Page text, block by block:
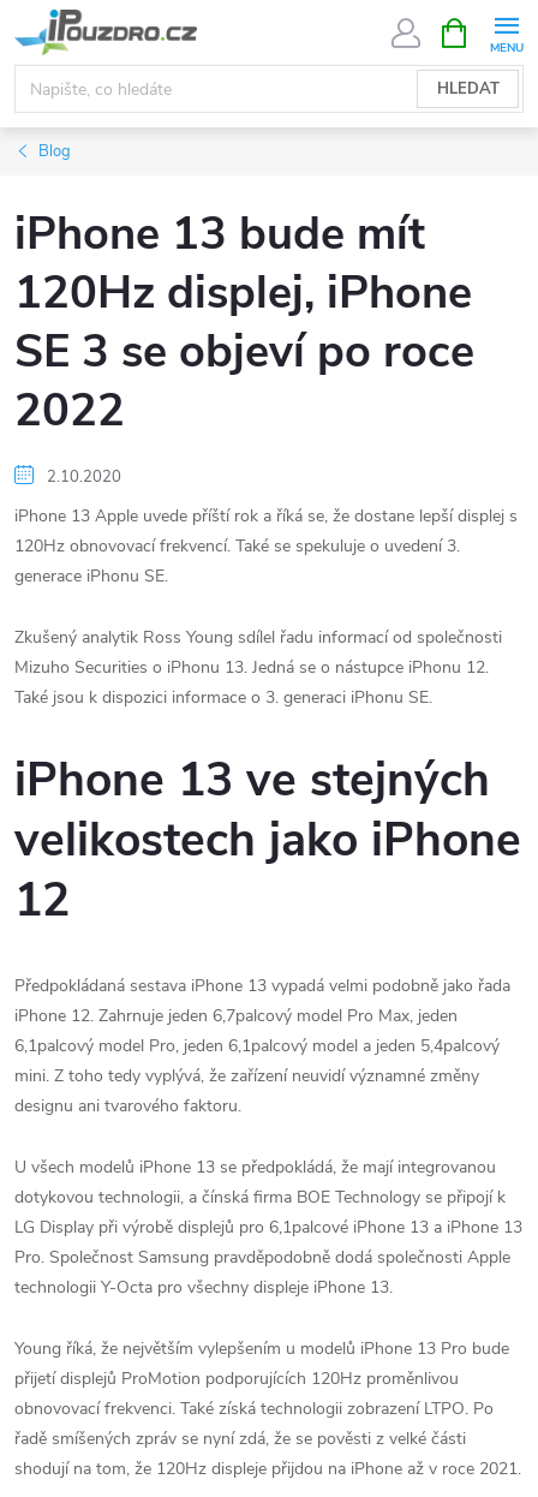
na
obsah
HLEDAT
NÁKUPNÍ
KOŠÍK
Blog
iPhone 13 bude mít
120Hz displej, iPhone
SE 3 se objeví po roce
2022
2.10.2020
iPhone 13 Apple uvede příští rok a říká se, že dostane lepší displej s
120Hz obnovovací frekvencí. Také se spekuluje o uvedení 3.
generace iPhonu SE.
Zkušený analytik Ross Young sdílel řadu informací od společnosti
Mizuho Securities o iPhonu 13. Jedná se o nástupce iPhonu 12.
Také jsou k dispozici informace o 3. generaci iPhonu SE.
iPhone 13 ve stejných
velikostech jako iPhone
12
Předpokládaná sestava iPhone 13 vypadá velmi podobně jako řada
iPhone 12. Zahrnuje jeden 6,7palcový model Pro Max, jeden
6,1palcový model Pro, jeden 6,1palcový model a jeden 5,4palcový
mini. Z toho tedy vyplývá, že zařízení neuvidí významné změny
designu ani tvarového faktoru.
U všech modelů iPhone 13 se předpokládá, že mají integrovanou
dotykovou technologii, a čínská firma BOE Technology se připojí k
LG Display při výrobě displejů pro 6,1palcové iPhone 13 a iPhone 13
Pro. Společnost Samsung pravděpodobně dodá společnosti Apple
technologii Y-Octa pro všechny displeje iPhone 13.
Young říká, že největším vylepšením u modelů iPhone 13 Pro bude
přijetí displejů ProMotion podporujících 120Hz proměnlivou
obnovovací frekvenci. Také získá technologii zobrazení LTPO. Po
řadě smíšených zpráv se nyní zdá, že se pověsti z velké části
shodují na tom, že 120Hz displeje přijdou na iPhone až v roce 2021.